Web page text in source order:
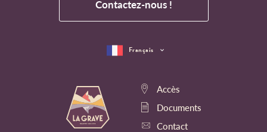
Contactez-nous !
Accès
Documents
Contact
Français